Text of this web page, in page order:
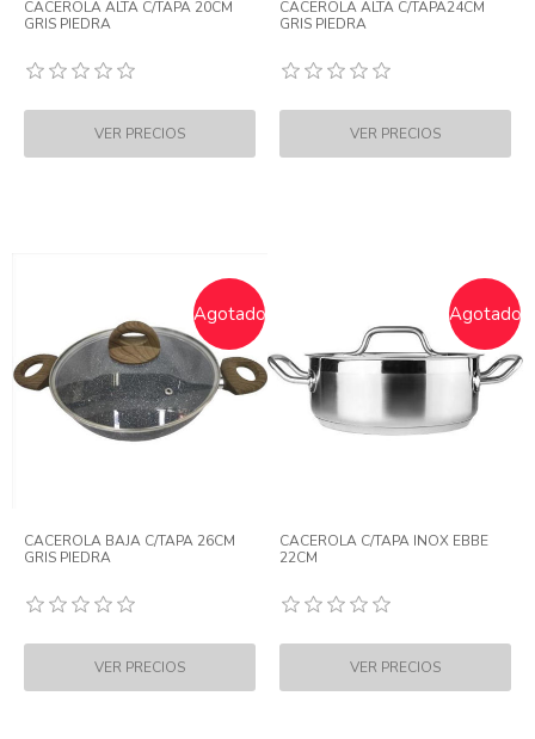
CACEROLA ALTA C/TAPA 20CM
GRIS PIEDRA
CACEROLA ALTA C/TAPA24CM
GRIS PIEDRA
Agotado
CACEROLA BAJA C/TAPA 26CM
GRIS PIEDRA
Agotado
CACEROLA C/TAPA INOX EBBE
22CM